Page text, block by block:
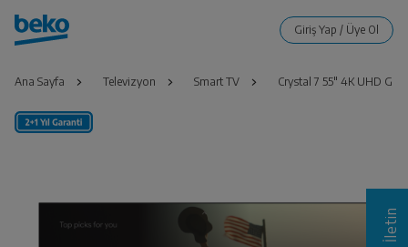
Ana Sayfa Televizyon Smart TV Crystal 7 55" 4K UHD